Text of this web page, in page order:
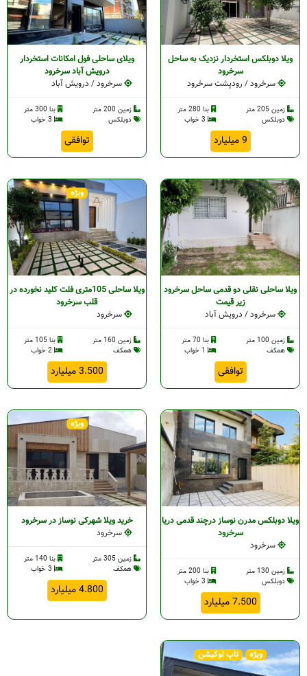
ویلا دوبلکس استخردار نزدیک به ساحل
سرخرود
سرخرود / رودپشت سرخرود
زمین 205 متر
بنا 280 متر
دوبلکس
9 میلیارد
ویلای ساحلی فول امکانات استخردار
درویش آباد سرخرود
سرخرود / درویش آباد
زمین 200 متر
بنا 300 متر
دوبلکس
توافقی
ویلا ساحلی نقلی دو قدمی ساحل سرخرود
زیر قیمت
سرخرود / درویش آباد
زمین 100 متر
بنا 70 متر
همکف
توافقی
ویژه
ویلا ساحلی 105متری فلت کلید نخورده در
قلب سرخرود
سرخرود
زمین 160 متر
بنا 105 متر
همکف
3.500 میلیارد
ویلا دوبلکس مدرن نوساز درچند قدمی دریا
سرخرود
سرخرود
زمین 130 متر
بنا 200 متر
دوبلکس
7.500 میلیارد
ویژه
خرید ویلا شهرکی نوساز در سرخرود
سرخرود
زمین 305 متر
بنا 140 متر
همکف
4.800 میلیارد
ویژه تاپ لوکیشن